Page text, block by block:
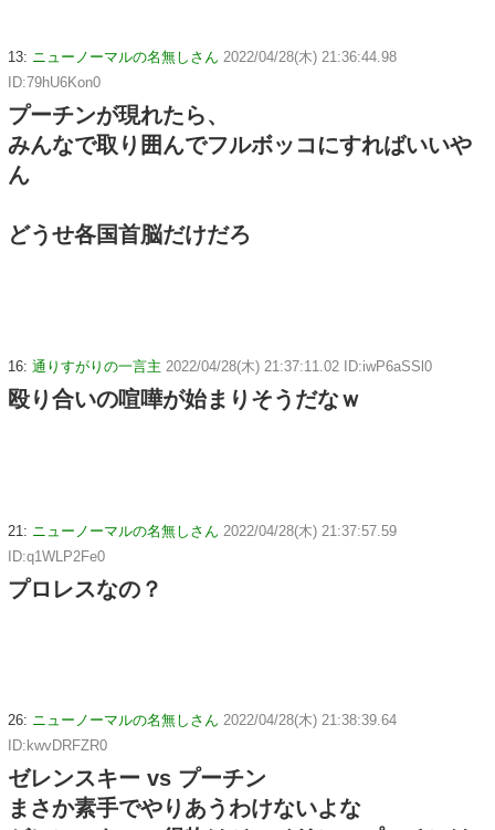
13: ニューノーマルの名無しさん 2022/04/28(木) 21:36:44.98
ID:79hU6Kon0
プーチンが現れたら、
みんなで取り囲んでフルボッコにすればいいや
ん
どうせ各国首脳だけだろ
16: 通りすがりの一言主 2022/04/28(木) 21:37:11.02 ID:iwP6aSSl0
殴り合いの喧嘩が始まりそうだなｗ
21: ニューノーマルの名無しさん 2022/04/28(木) 21:37:57.59
ID:q1WLP2Fe0
プロレスなの？
26: ニューノーマルの名無しさん 2022/04/28(木) 21:38:39.64
ID:kwvDRFZR0
ゼレンスキー vs プーチン
まさか素手でやりあうわけないよな